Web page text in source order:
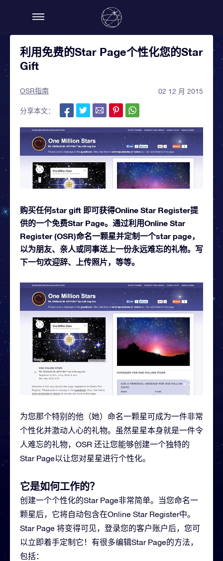
利用免费的Star Page个性化您的Star
Gift
OSR指南 02 12 月 2015
分享本文：
购买任何star gift 即可获得Online Star Register提
供的一个免费Star Page。通过利用Online Star
Register (OSR)命名一颗星并定制一个star page，
以为朋友、亲人或同事送上一份永远难忘的礼物。写
下一句欢迎辞、上传照片，等等。
为您那个特别的他（她）命名一颗星可成为一件非常
个性化并激动人心的礼物。虽然星星本身就是一件令
人难忘的礼物，OSR 还让您能够创建一个独特的
Star Page以让您对星星进行个性化。
它是如何工作的？
创建一个个性化的Star Page非常简单。当您命名一
颗星后，它将自动包含在Online Star Register中。
Star Page 将变得可见，登录您的客户账户后，您可
以立即着手定制它！有很多编辑Star Page的方法，
包括：